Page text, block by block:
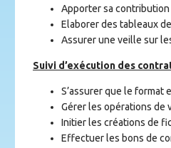
Apporter sa contribution
Elaborer des tableaux
Assurer une veille sur
Suivi d’exécution des
S’assurer que le
Gérer les opérations de
Initier les créations de
Effectuer les bons de